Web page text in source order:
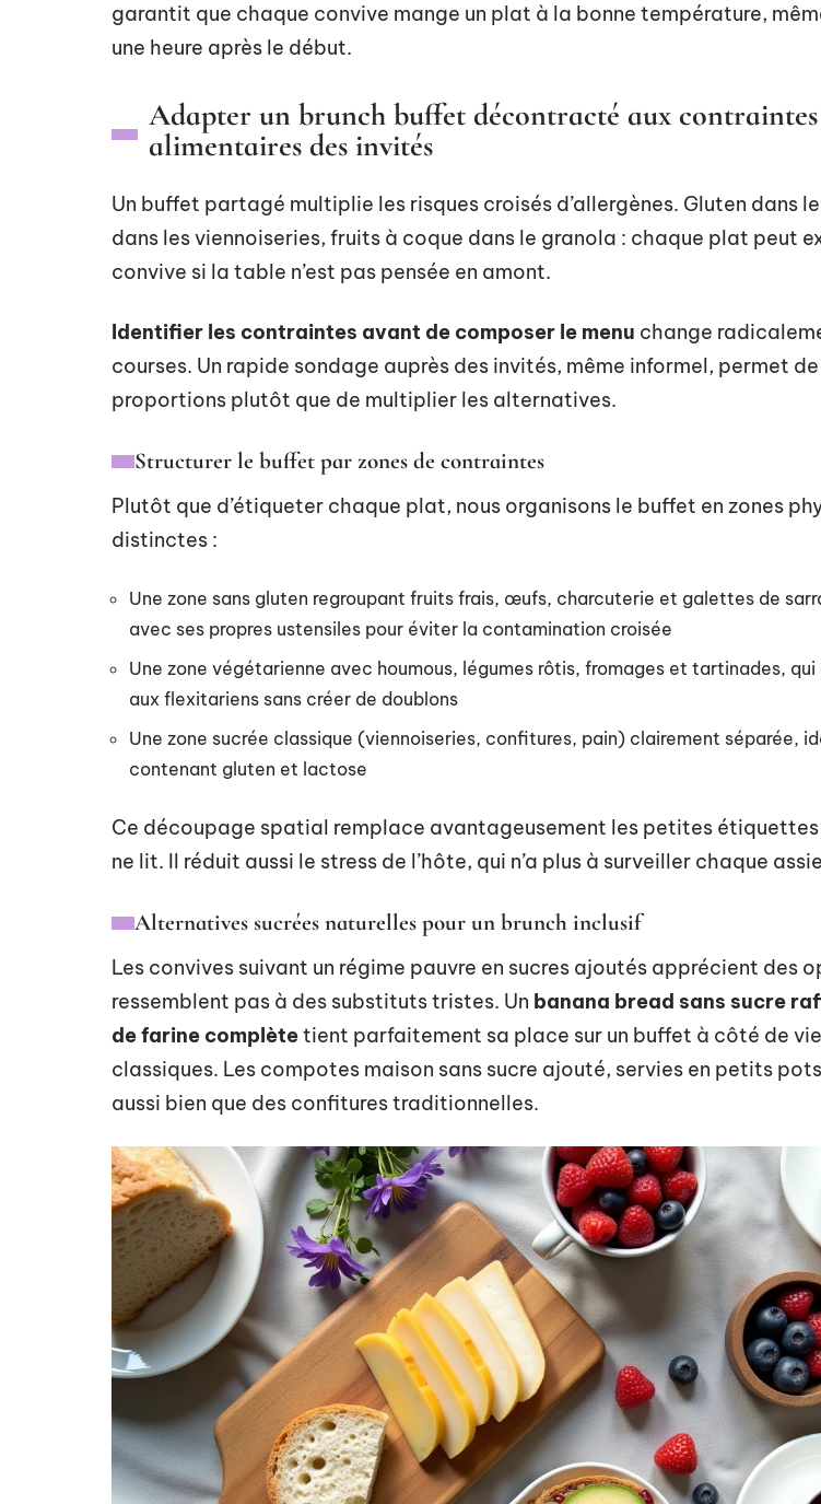
garantit que chaque convive mange un plat à la bonne température,
une heure après le début.
Adapter un brunch buffet décontracté aux contraintes
alimentaires des invités
Un buffet partagé multiplie les risques croisés d’allergènes. Gluten dans
dans les viennoiseries, fruits à coque dans le granola : chaque plat peut
convive si la table n’est pas pensée en amont.
Identifier les contraintes avant de composer le menu change
courses. Un rapide sondage auprès des invités, même informel, permet
proportions plutôt que de multiplier les alternatives.
Structurer le buffet par zones de contraintes
Plutôt que d’étiqueter chaque plat, nous organisons le buffet en zones
distinctes :
Une zone sans gluten regroupant fruits frais, œufs, charcuterie et galettes de
avec ses propres ustensiles pour éviter la contamination croisée
Une zone végétarienne avec houmous, légumes rôtis, fromages et tartinades, qui
aux flexitariens sans créer de doublons
Une zone sucrée classique (viennoiseries, confitures, pain) clairement séparée,
contenant gluten et lactose
Ce découpage spatial remplace avantageusement les petites étiquettes
ne lit. Il réduit aussi le stress de l’hôte, qui n’a plus à surveiller chaque
Alternatives sucrées naturelles pour un brunch inclusif
Les convives suivant un régime pauvre en sucres ajoutés apprécient des
ressemblent pas à des substituts tristes. Un banana bread sans sucre
de farine complètetient parfaitement sa place sur un buffet à côté de
classiques. Les compotes maison sans sucre ajouté, servies en petits
aussi bien que des confitures traditionnelles.